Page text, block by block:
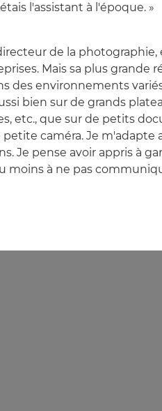
l'assistant à l'époque. »
de la photographie,
Mais sa plus grande
des environnements
bien sur de grands
etc., que sur de petits
caméra. Je m'adapte
Je pense avoir appris à
moins à ne pas